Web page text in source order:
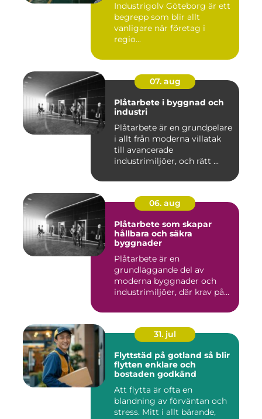
Industrigolv Göteborg är ett
begrepp som blir allt
vanligare när företag i
regio...
07. aug
Plåtarbete i byggnad och
industri
Plåtarbete är en grundpelare
i allt från moderna villatak
till avancerade
industrimiljöer, och rätt ...
06. aug
Plåtarbete som skapar
hållbara och säkra
byggnader
Plåtarbete är en
grundläggande del av
moderna byggnader och
industrimiljöer, där krav på
31. jul
Flyttstäd på gotland så blir
flytten enklare och
bostaden godkänd
Att flytta är ofta en
blandning av förväntan och
stress. Mitt i allt bärande,